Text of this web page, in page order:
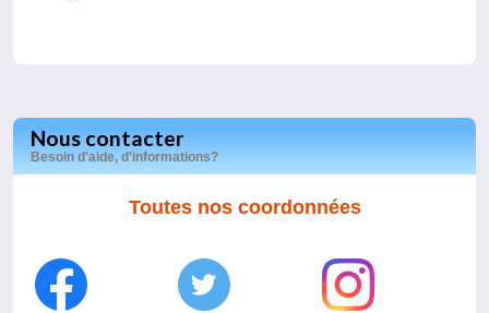
Nous contacter
Besoin d'aide, d'informations?
Toutes nos coordonnées